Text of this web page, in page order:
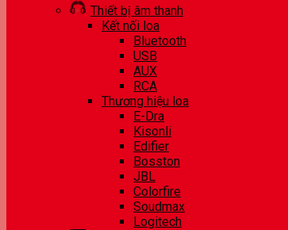
Thiết bị âm thanh
Kết nối loa
Bluetooth
USB
AUX
RCA
Thương hiệu loa
E-Dra
Kisonli
Edifier
Bosston
JBL
Colorfire
Soudmax
Logitech